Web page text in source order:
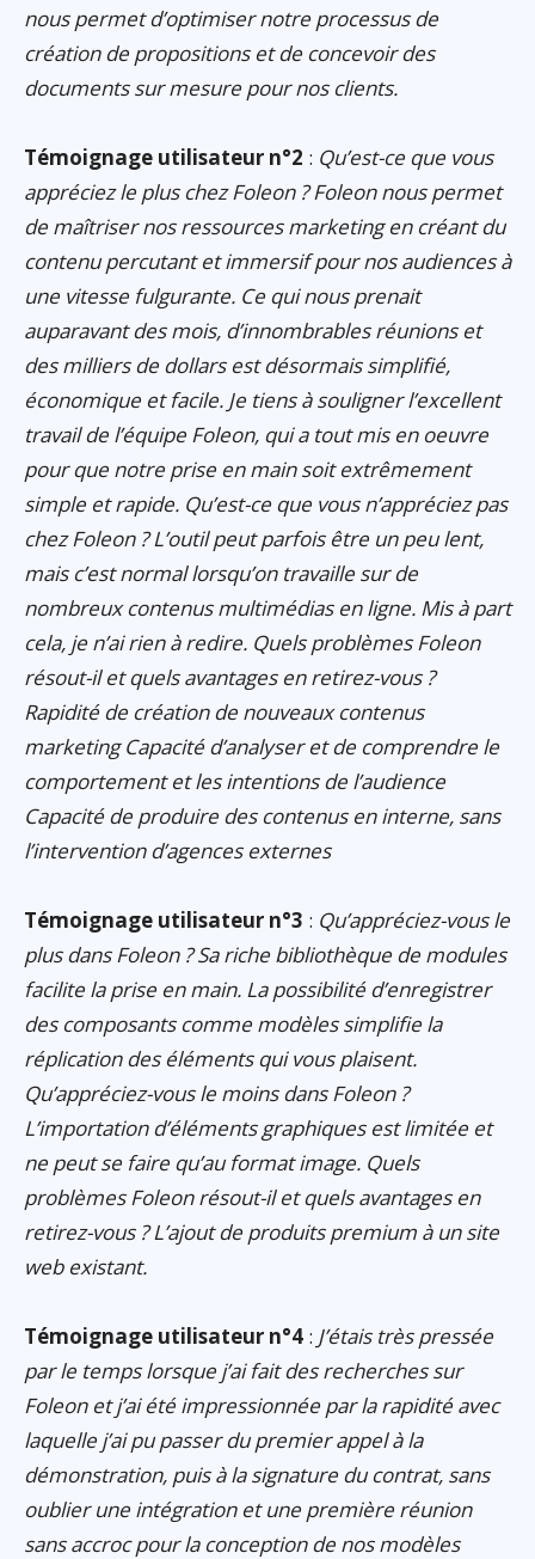
nous permet d’optimiser notre processus de
création de propositions et de concevoir des
documents sur mesure pour nos clients.
Témoignage utilisateur n°2 : Qu’est-ce que vous
appréciez le plus chez Foleon ? Foleon nous permet
de maîtriser nos ressources marketing en créant du
contenu percutant et immersif pour nos audiences à
une vitesse fulgurante. Ce qui nous prenait
auparavant des mois, d’innombrables réunions et
des milliers de dollars est désormais simplifié,
économique et facile. Je tiens à souligner l’excellent
travail de l’équipe Foleon, qui a tout mis en oeuvre
pour que notre prise en main soit extrêmement
simple et rapide. Qu’est-ce que vous n’appréciez pas
chez Foleon ? L’outil peut parfois être un peu lent,
mais c’est normal lorsqu’on travaille sur de
nombreux contenus multimédias en ligne. Mis à part
cela, je n’ai rien à redire. Quels problèmes Foleon
résout-il et quels avantages en retirez-vous ?
Rapidité de création de nouveaux contenus
marketing Capacité d’analyser et de comprendre le
comportement et les intentions de l’audience
Capacité de produire des contenus en interne, sans
l’intervention d’agences externes
Témoignage utilisateur n°3 : Qu’appréciez-vous le
plus dans Foleon ? Sa riche bibliothèque de modules
facilite la prise en main. La possibilité d’enregistrer
des composants comme modèles simplifie la
réplication des éléments qui vous plaisent.
Qu’appréciez-vous le moins dans Foleon ?
L’importation d’éléments graphiques est limitée et
ne peut se faire qu’au format image. Quels
problèmes Foleon résout-il et quels avantages en
retirez-vous ? L’ajout de produits premium à un site
web existant.
Témoignage utilisateur n°4 : J’étais très pressée
par le temps lorsque j’ai fait des recherches sur
Foleon et j’ai été impressionnée par la rapidité avec
laquelle j’ai pu passer du premier appel à la
démonstration, puis à la signature du contrat, sans
oublier une intégration et une première réunion
sans accroc pour la conception de nos modèles